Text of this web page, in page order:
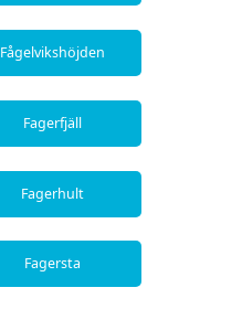
Fågelvikshöjden
Fagerfjäll
Fagerhult
Fagersta